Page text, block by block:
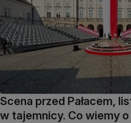
Scena przed Pałacem,
w tajemnicy. Co wiemy